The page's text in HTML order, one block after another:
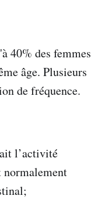
40% des femmes
âge. Plusieurs
de fréquence.
l’activité